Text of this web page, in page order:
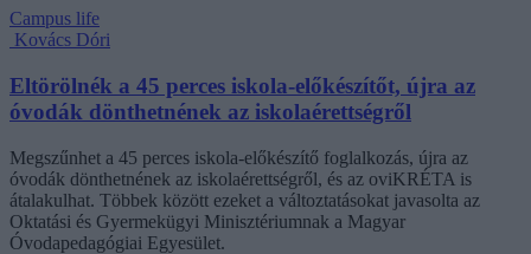
Campus life
Kovács Dóri
Eltörölnék a 45 perces iskola-előkészítőt, újra az
óvodák dönthetnének az iskolaérettségről
Megszűnhet a 45 perces iskola-előkészítő foglalkozás, újra az
óvodák dönthetnének az iskolaérettségről, és az oviKRÉTA is
átalakulhat. Többek között ezeket a változtatásokat javasolta az
Oktatási és Gyermekügyi Minisztériumnak a Magyar
Óvodapedagógiai Egyesület.